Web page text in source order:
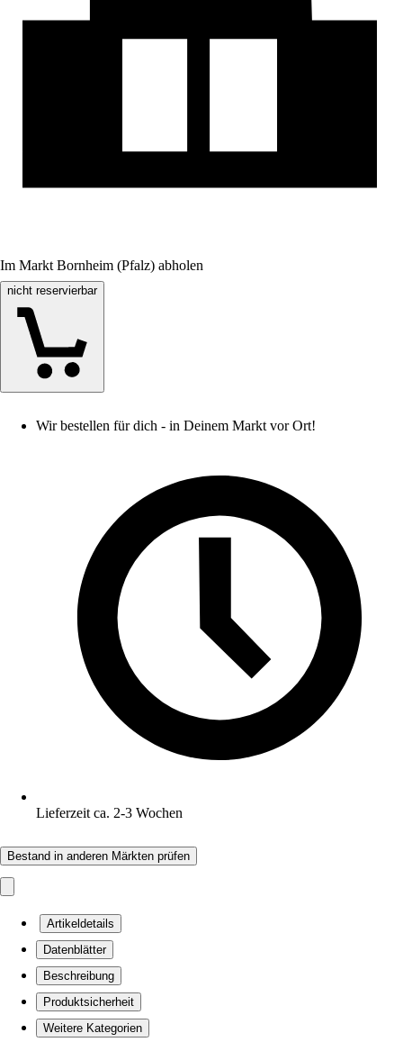
Im Markt Bornheim (Pfalz) abholen
nicht reservierbar
Wir bestellen für dich - in Deinem Markt vor Ort!
Lieferzeit ca. 2-3 Wochen
Bestand in anderen Märkten prüfen
Artikeldetails
Datenblätter
Beschreibung
Produktsicherheit
Weitere Kategorien